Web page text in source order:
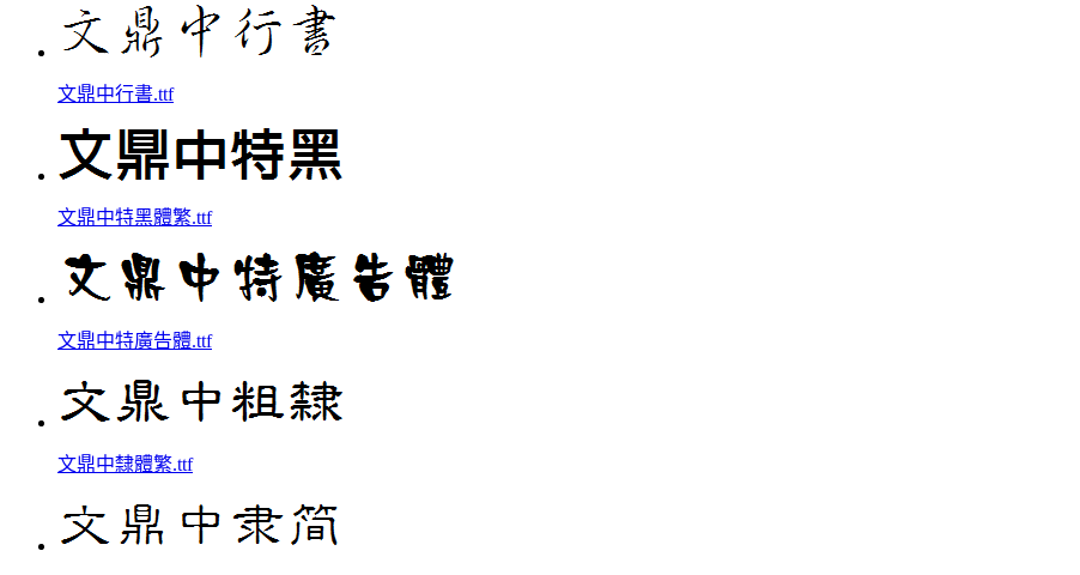
文鼎中行書.ttf
文鼎中特黑體繁.ttf
文鼎中特廣告體.ttf
文鼎中隸體繁.ttf